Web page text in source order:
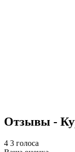
Отзывы -
4 3 голоса